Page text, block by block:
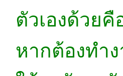
ตัวเองด้วย
หากต้องทำ